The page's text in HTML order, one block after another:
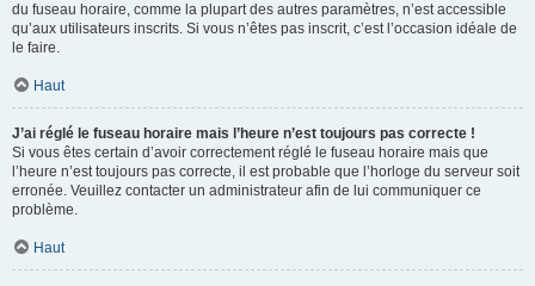
du fuseau horaire, comme la plupart des autres paramètres, n’est accessible
qu’aux utilisateurs inscrits. Si vous n’êtes pas inscrit, c’est l’occasion idéale de
le faire.
Haut
J’ai réglé le fuseau horaire mais l’heure n’est toujours pas correcte !
Si vous êtes certain d’avoir correctement réglé le fuseau horaire mais que
l’heure n’est toujours pas correcte, il est probable que l’horloge du serveur soit
erronée. Veuillez contacter un administrateur afin de lui communiquer ce
problème.
Haut